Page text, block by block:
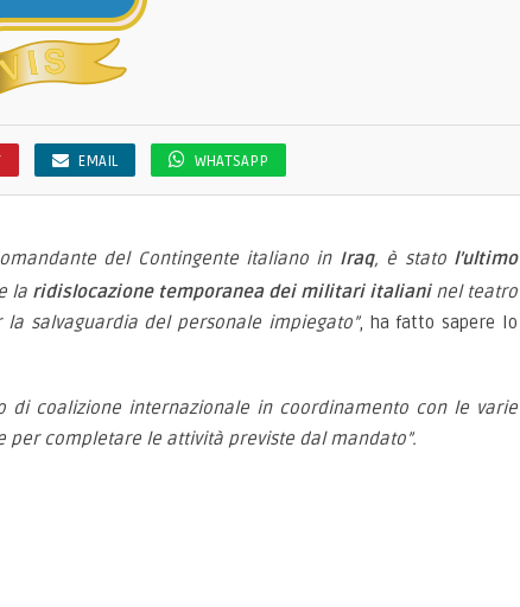
EMAIL WHATSAPP
del Contingente italiano in Iraq, è stato l’ultimo
la ridislocazione temporanea dei militari italianinel teatro
salvaguardia del personale impiegato”, ha fatto sapere lo
di coalizione internazionale in coordinamento con le varie
completare le attività previste dal mandato”.